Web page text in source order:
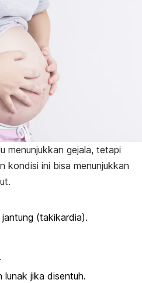
menunjukkan gejala, tetapi
kondisi ini bisa menunjukkan
(takikardia).
lunak jika disentuh.